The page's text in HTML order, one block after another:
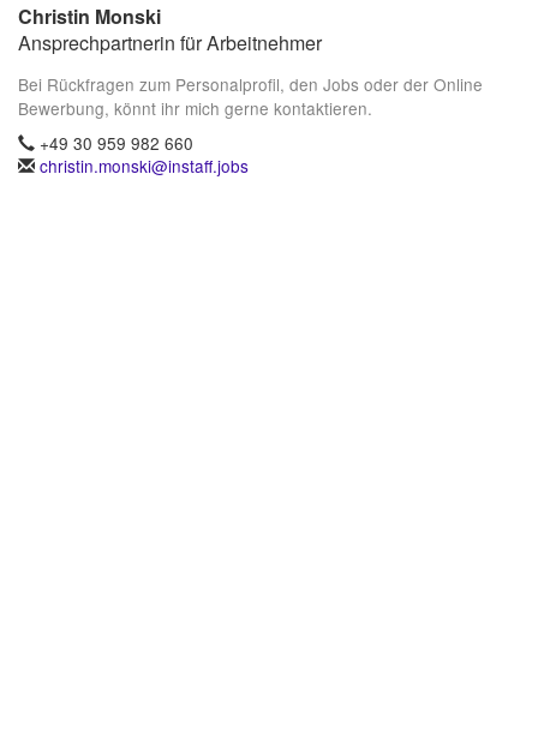
Christin Monski
Ansprechpartnerin für Arbeitnehmer
Bei Rückfragen zum Personalprofil, den Jobs oder der Online
Bewerbung, könnt ihr mich gerne kontaktieren.
+49 30 959 982 660
christin.monski@instaff.jobs